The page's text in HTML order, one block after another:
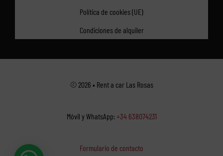
Política de cookies (UE)
Condiciones de alquiler
© 2026 • Rent a car Las Rosas
Móvil y WhatsApp:+34 638074231
Formulario de contacto